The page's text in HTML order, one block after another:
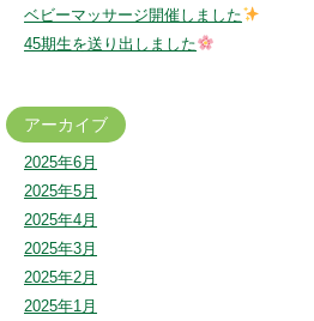
ベビーマッサージ開催しました
45期生を送り出しました
アーカイブ
2025年6月
2025年5月
2025年4月
2025年3月
2025年2月
2025年1月